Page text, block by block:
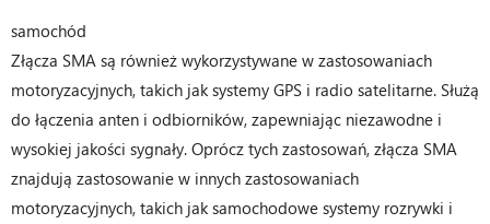
samochód
Złącza SMA są również wykorzystywane w zastosowaniach
motoryzacyjnych, takich jak systemy GPS i radio satelitarne. Służą
do łączenia anten i odbiorników, zapewniając niezawodne i
wysokiej jakości sygnały. Oprócz tych zastosowań, złącza SMA
znajdują zastosowanie w innych zastosowaniach
motoryzacyjnych, takich jak samochodowe systemy rozrywki i